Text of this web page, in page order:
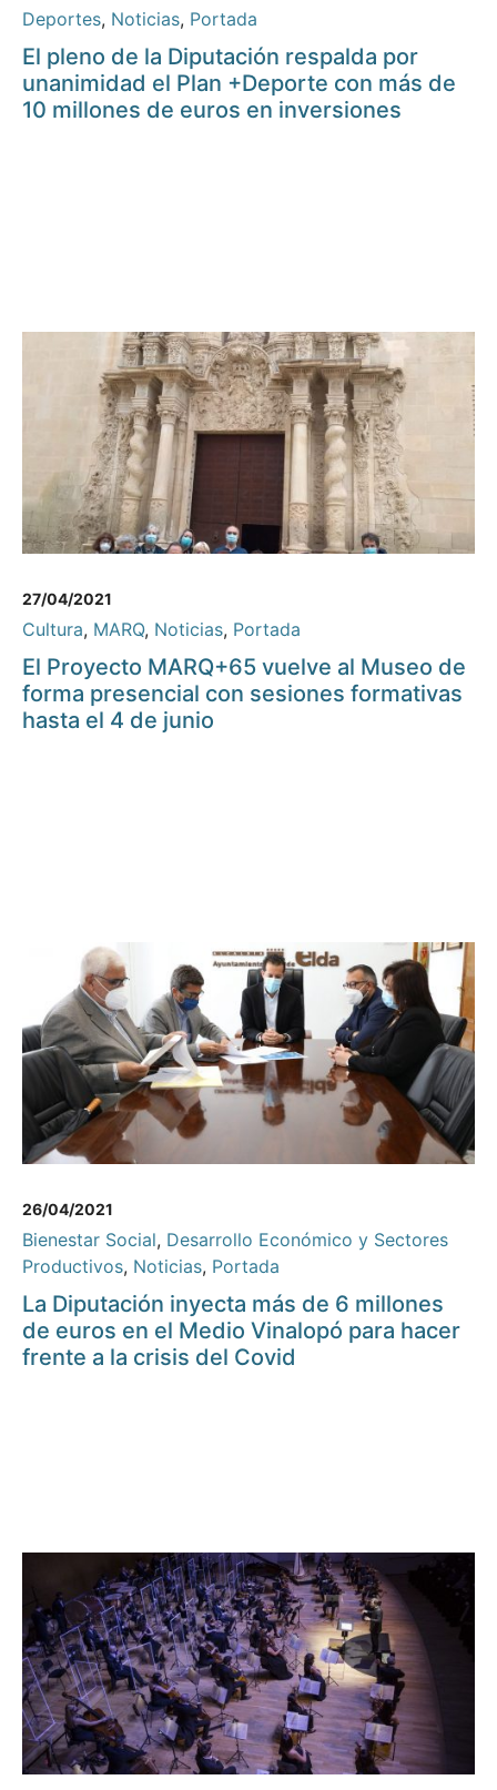
Deportes, Noticias, Portada
El pleno de la Diputación respalda por
unanimidad el Plan +Deporte con más de
10 millones de euros en inversiones
27/04/2021
Cultura, MARQ, Noticias, Portada
El Proyecto MARQ+65 vuelve al Museo de
forma presencial con sesiones formativas
hasta el 4 de junio
26/04/2021
Bienestar Social, Desarrollo Económico y Sectores
Productivos, Noticias, Portada
La Diputación inyecta más de 6 millones
de euros en el Medio Vinalopó para hacer
frente a la crisis del Covid